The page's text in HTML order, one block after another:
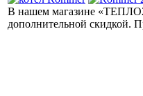
В нашем магазине
дополнительной скидкой.